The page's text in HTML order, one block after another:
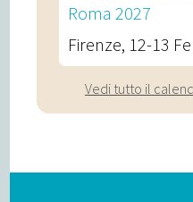
Roma 2027
Firenze, 12-13
Vedi tutto il